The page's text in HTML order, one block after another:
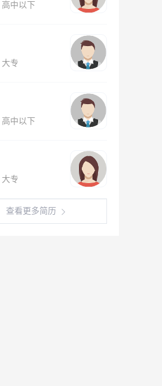
高中以下
大专
高中以下
大专
查看更多简历